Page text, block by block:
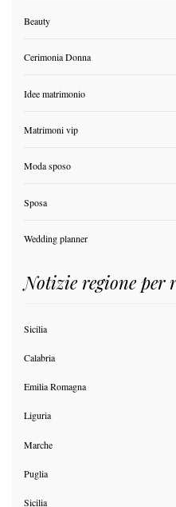
Beauty
Cerimonia Donna
Idee matrimonio
Matrimoni vip
Moda sposo
Sposa
Wedding planner
Notizie regione per
Sicilia
Calabria
Emilia Romagna
Liguria
Marche
Puglia
Sicilia